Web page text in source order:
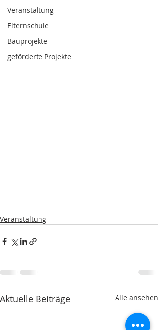
Veranstaltung
Elternschule
Bauprojekte
geförderte Projekte
Veranstaltung
Aktuelle Beiträge Alle ansehen